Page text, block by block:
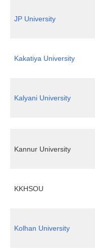
JP University
Kakatiya University
Kalyani University
Kannur University
KKHSOU
Kolhan University